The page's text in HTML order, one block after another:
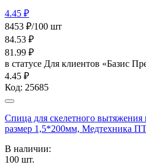
4.45 ₽
8453 ₽/100 шт
84.53 ₽
81.99 ₽
в статусе Для клиентов «Базис
4.45 ₽
Код: 25685
Спица для скелетного вытяжения
размер 1,5*200мм, Медтехника
В наличии:
100 шт.